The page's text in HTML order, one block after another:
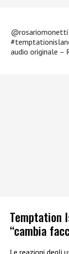
audio originale –
Temptation
“cambia
Le reazioni degli